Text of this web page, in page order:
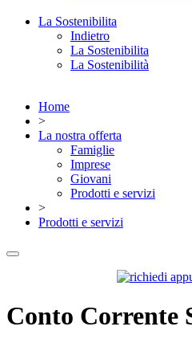
La Sostenibilita
Indietro
La Sostenibilita
La Sostenibilità
Home
>
La nostra offerta
Famiglie
Imprese
Giovani
Prodotti e servizi
>
Prodotti e servizi
Conto Corrente